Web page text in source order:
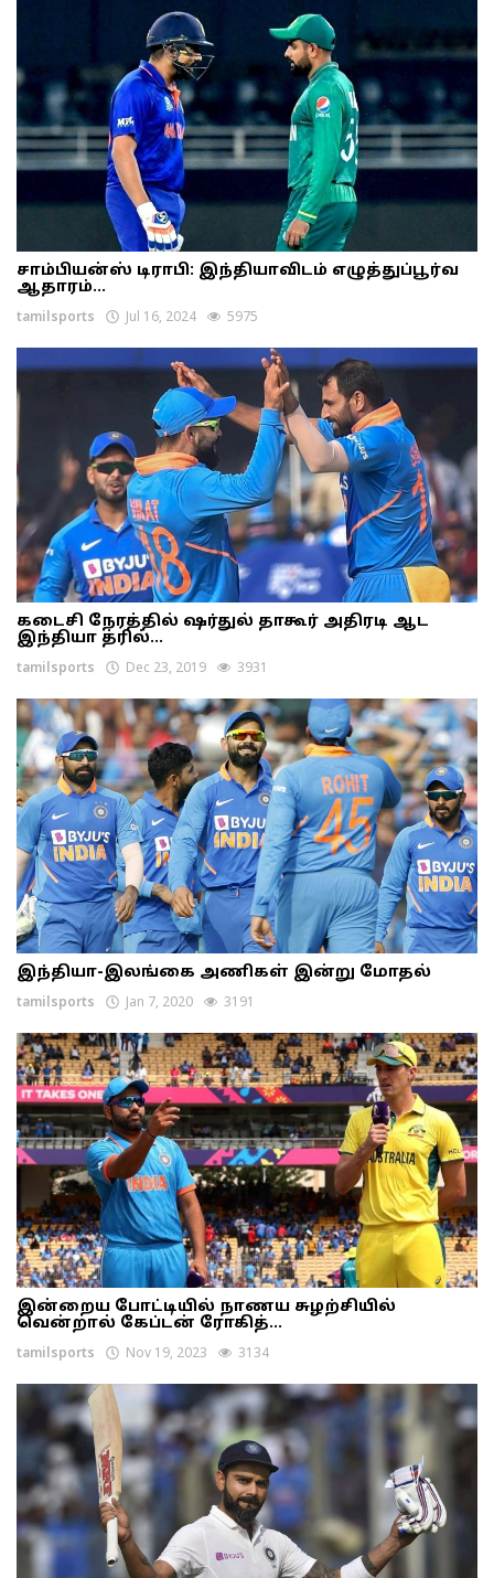
சாம்பியன்ஸ் டிராபி: இந்தியாவிடம் எழுத்துப்பூர்வ
ஆதாரம்...
tamilsports Jul 16, 2024 5975
கடைசி நேரத்தில் ஷர்துல் தாகூர் அதிரடி ஆட
இந்தியா த்ரில்...
tamilsports Dec 23, 2019 3931
இந்தியா-இலங்கை அணிகள் இன்று மோதல்
tamilsports Jan 7, 2020 3191
இன்றைய போட்டியில் நாணய சுழற்சியில்
வென்றால் கேப்டன் ரோகித்...
tamilsports Nov 19, 2023 3134